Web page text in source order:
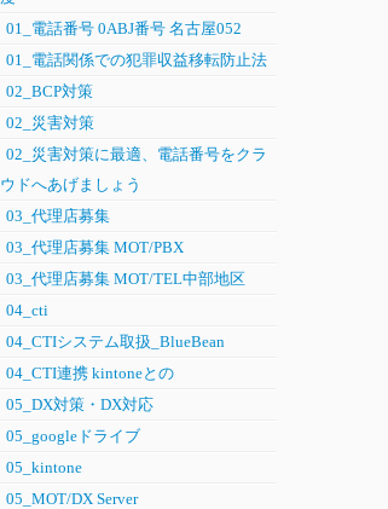
01_電話番号 0ABJ番号 名古屋052
01_電話関係での犯罪収益移転防止法
02_BCP対策
02_災害対策
02_災害対策に最適、電話番号をクラ
ウドへあげましょう
03_代理店募集
03_代理店募集 MOT/PBX
03_代理店募集 MOT/TEL中部地区
04_cti
04_CTIシステム取扱_BlueBean
04_CTI連携 kintoneとの
05_DX対策・DX対応
05_googleドライブ
05_kintone
05_MOT/DX Server